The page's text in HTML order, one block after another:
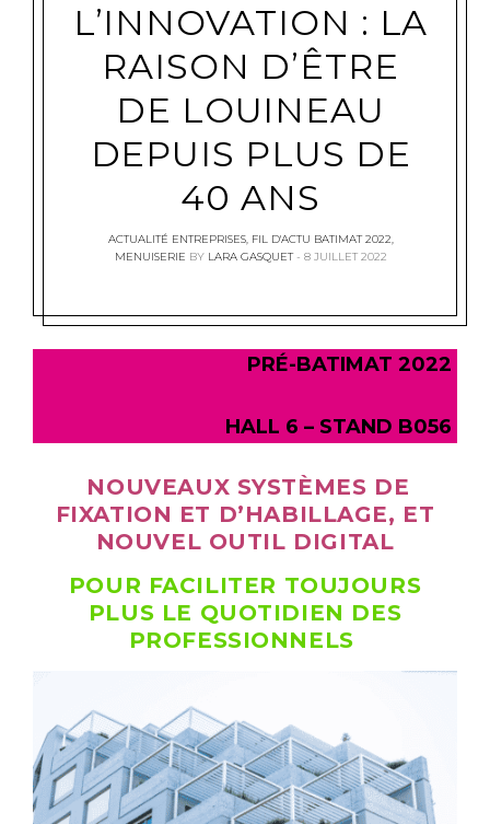
L’INNOVATION : LA
RAISON D’ÊTRE
DE LOUINEAU
DEPUIS PLUS DE
40 ANS
ACTUALITÉ ENTREPRISES, FIL D'ACTU BATIMAT 2022,
MENUISERIE BY LARA GASQUET 8 JUILLET 2022
PRÉ-BATIMAT 2022
HALL 6 – STAND B056
NOUVEAUX SYSTÈMES DE
FIXATION ET D’HABILLAGE, ET
NOUVEL OUTIL DIGITAL
POUR FACILITER TOUJOURS
PLUS LE QUOTIDIEN DES
PROFESSIONNELS